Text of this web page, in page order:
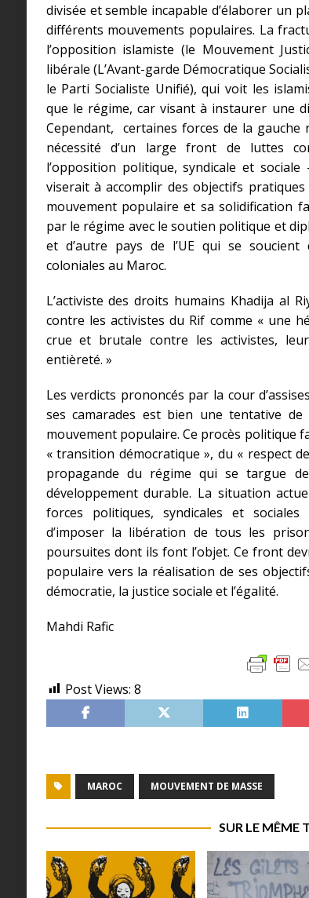
divisée et semble incapable d’élaborer un
différents mouvements populaires. La
l’opposition islamiste (le Mouvement
libérale (L’Avant-garde Démocratique
le Parti Socialiste Unifié), qui voit les
que le régime, car visant à instaurer une
Cependant, certaines forces de la gauche
nécessité d’un large front de luttes
l’opposition politique, syndicale et
viserait à accomplir des objectifs
mouvement populaire et sa solidification
par le régime avec le soutien politique et
et d’autre pays de l’UE qui se
coloniales au Maroc.
L’activiste des droits humains Khadija al
contre les activistes du Rif comme « une
crue et brutale contre les activistes,
entièreté. »
Les verdicts prononcés par la cour
ses camarades est bien une tentative
mouvement populaire. Ce procès politique
« transition démocratique », du « respect
propagande du régime qui se targue
développement durable. La situation
forces politiques, syndicales et
d’imposer la libération de tous les
poursuites dont ils font l’objet. Ce front
populaire vers la réalisation de ses
démocratie, la justice sociale et l’égalité.
Mahdi Rafic
Post Views: 8
MAROC MOUVEMENT DE MASSE
SUR LE MÊME